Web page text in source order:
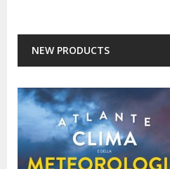
NEW PRODUCTS